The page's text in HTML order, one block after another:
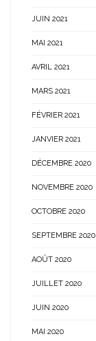
JUIN 2021
MAI 2021
AVRIL 2021
MARS 2021
FÉVRIER 2021
JANVIER 2021
DÉCEMBRE 2020
NOVEMBRE 2020
OCTOBRE 2020
SEPTEMBRE 2020
AOÛT 2020
JUILLET 2020
JUIN 2020
MAI 2020